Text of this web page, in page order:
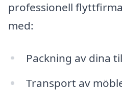
professionell
med:
Packning av dina
Transport av